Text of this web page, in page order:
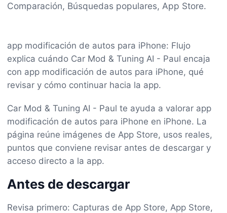
Comparación, Búsquedas populares, App Store.
app modificación de autos para iPhone: Flujo
explica cuándo Car Mod & Tuning AI - Paul encaja
con app modificación de autos para iPhone, qué
revisar y cómo continuar hacia la app.
Car Mod & Tuning AI - Paul te ayuda a valorar app
modificación de autos para iPhone en iPhone. La
página reúne imágenes de App Store, usos reales,
puntos que conviene revisar antes de descargar y
acceso directo a la app.
Antes de descargar
Revisa primero: Capturas de App Store, App Store,